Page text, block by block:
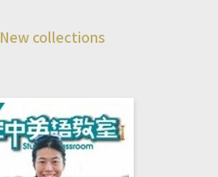
New collections